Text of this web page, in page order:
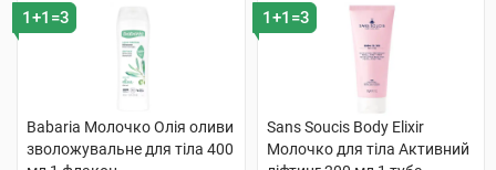
1+1=3
Babaria Молочко Олія оливи
зволожувальне для тіла 400
1+1=3
Sans Soucis Body Elixir
Молочко для тіла Активний